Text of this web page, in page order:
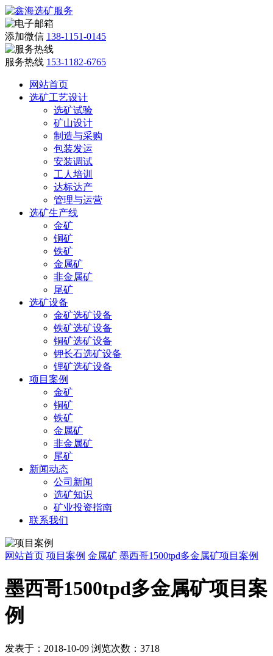
添加微信 138-1151-0145
服务热线 153-1182-6765
网站首页
选矿工艺设计
选矿试验
矿山设计
制造与采购
包装发运
安装调试
工人培训
达标达产
管理与运营
选矿生产线
金矿
铜矿
铁矿
金属矿
非金属矿
尾矿
选矿设备
金矿选矿设备
铁矿选矿设备
铜矿选矿设备
钾长石选矿设备
锂矿选矿设备
项目案例
金矿
铜矿
铁矿
金属矿
非金属矿
尾矿
新闻动态
公司新闻
选矿知识
矿业投资指南
联系我们
网站首页 项目案例 金属矿 墨西哥1500tpd多金属矿项目案例
墨西哥1500tpd多金属矿项目案
例
发表于：2018-10-09 浏览次数：3718